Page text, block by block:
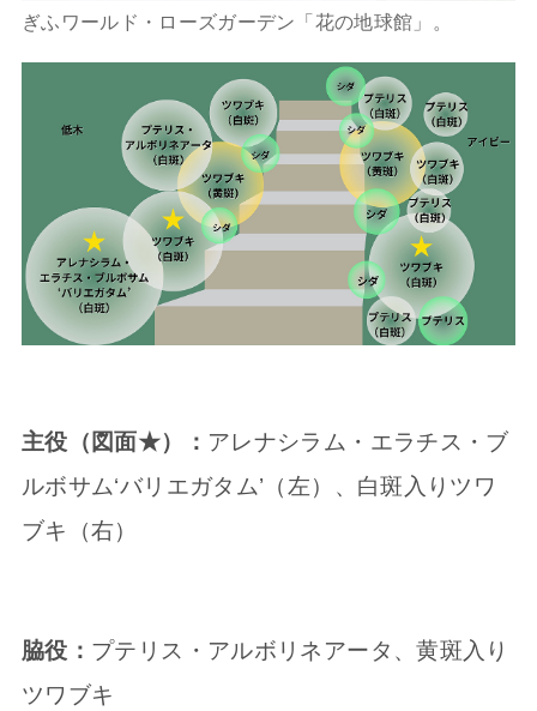
ぎふワールド・ローズガーデン「花の地球館」。
主役（図面★）： アレナシラム・エラチス・ブ
ルボサム‘バリエガタム’（左）、白斑入りツワ
ブキ（右）
脇役： プテリス・アルボリネアータ、黄斑入り
ツワブキ